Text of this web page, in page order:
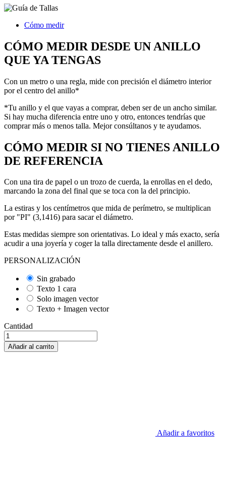
Cómo medir
CÓMO MEDIR DESDE UN ANILLO
QUE YA TENGAS
Con un metro o una regla, mide con precisión el diámetro interior
por el centro del anillo*
*Tu anillo y el que vayas a comprar, deben ser de un ancho similar.
Si hay mucha diferencia entre uno y otro, entonces tendrías que
comprar más o menos talla. Mejor consúltanos y te ayudamos.
CÓMO MEDIR SI NO TIENES ANILLO
DE REFERENCIA
Con una tira de papel o un trozo de cuerda, la enrollas en el dedo,
marcando la zona del final que se toca con la del principio.
La estiras y los centímetros que mida de perímetro, se multiplican
por "PI" (3,1416) para sacar el diámetro.
Estas medidas siempre son orientativas. Lo ideal y más exacto, sería
acudir a una joyería y coger la talla directamente desde el anillero.
PERSONALIZACIÓN
Sin grabado
Texto 1 cara
Solo imagen vector
Texto + Imagen vector
Cantidad
Añadir al carrito
Añadir a favoritos